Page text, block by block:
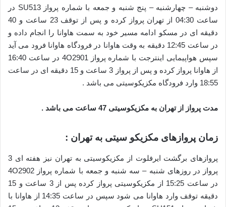
دوشنبه – چهارشنبه – پنج شنبه و جمعه با شماره پرواز SU513 در
ساعت 04:30 از تهران پرواز کرده و پس از توقف 23 ساعت و 40
دقیقه ای در مسکو ادامه مسیر خود به سمت هاوانا را انجام داده و
در ساعت 12:45 دقیقه به وقت هاوانا در فرودگاه هاوانا فرود می آید
سپس هواپیمایی اینترجت با شماره پرواز 4O2901 در ساعت 16:40
از هاوانا پرواز کرده و پس از پرواز 3 ساعت و 15 دقیقه ای در ساعت
18:55 وارد فرودگاه مکزیکوسیتی می باشد .
مدت پرواز از تهران به مکزیکوسیتی 47 ساعت می باشد .
زمان پروازهای مکزیکو سیتی به تهران :
پروازهای برگشت ایرفلوت از مکزیکوسیتی به تهران نیز هفته ای 3
پرواز در روزهای شنبه – سه شنبه و جمعه با شماره پرواز 4O2902
در ساعت 15:25 از مکزیکوسیتی پرواز کرده پس از 3 ساعت و 15
دقیقه توقف وارد هاوانا می شود سپس در ساعت 14:35 از هاوانا با